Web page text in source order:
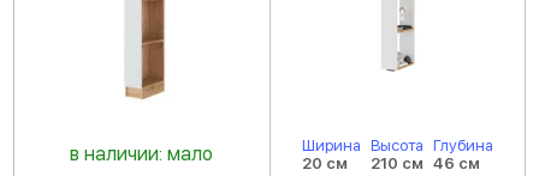
в наличии: мало
Ширина
20 см
Высота
210 см
Глубина
46 см